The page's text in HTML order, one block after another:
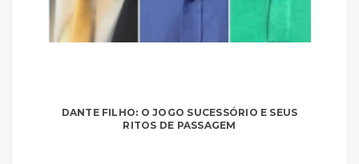
DANTE FILHO: O JOGO SUCESSÓRIO E SEUS
RITOS DE PASSAGEM